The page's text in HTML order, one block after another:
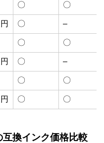
〇 〇
〇 –
〇 〇
〇 –
〇 〇
〇 〇
換インク価格比較